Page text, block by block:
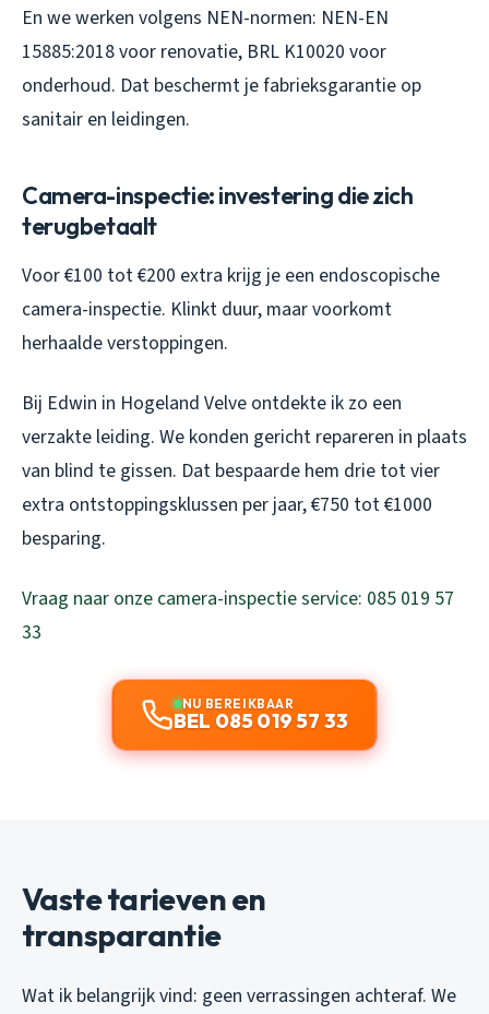
En we werken volgens NEN-normen: NEN-EN
15885:2018 voor renovatie, BRL K10020 voor
onderhoud. Dat beschermt je fabrieksgarantie op
sanitair en leidingen.
Camera-inspectie: investering die zich
terugbetaalt
Voor €100 tot €200 extra krijg je een endoscopische
camera-inspectie. Klinkt duur, maar voorkomt
herhaalde verstoppingen.
Bij Edwin in Hogeland Velve ontdekte ik zo een
verzakte leiding. We konden gericht repareren in plaats
van blind te gissen. Dat bespaarde hem drie tot vier
extra ontstoppingsklussen per jaar, €750 tot €1000
besparing.
Vraag naar onze camera-inspectie service: 085 019 57
33
NU BEREIKBAAR
BEL 085 019 57 33
Vaste tarieven en
transparantie
Wat ik belangrijk vind: geen verrassingen achteraf. We